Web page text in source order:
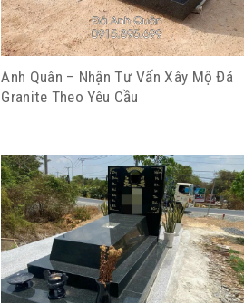
Anh Quân – Nhận Tư Vấn Xây Mộ Đá
Granite Theo Yêu Cầu